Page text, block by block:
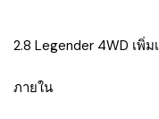
2.8 Legender 4WD เพิ่ม
ภายใน